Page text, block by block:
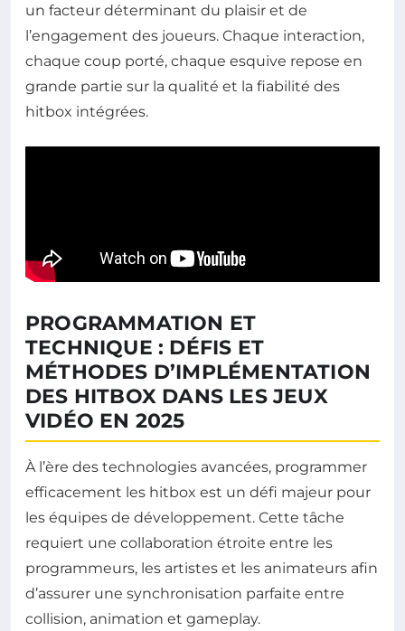
un facteur déterminant du plaisir et de
l’engagement des joueurs. Chaque interaction,
chaque coup porté, chaque esquive repose en
grande partie sur la qualité et la fiabilité des
hitbox intégrées.
PROGRAMMATION ET
TECHNIQUE : DÉFIS ET
MÉTHODES D’IMPLÉMENTATION
DES HITBOX DANS LES JEUX
VIDÉO EN 2025
À l’ère des technologies avancées, programmer
efficacement les hitbox est un défi majeur pour
les équipes de développement. Cette tâche
requiert une collaboration étroite entre les
programmeurs, les artistes et les animateurs afin
d’assurer une synchronisation parfaite entre
collision, animation et gameplay.